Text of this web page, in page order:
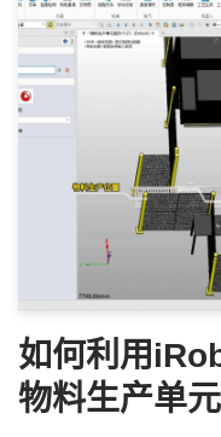
如何利用
物料生产单